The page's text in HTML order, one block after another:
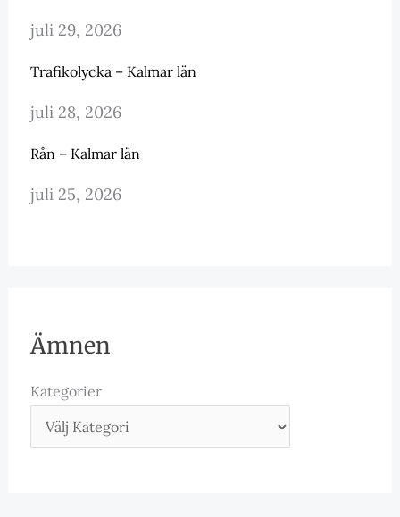
juli 29, 2026
Trafikolycka – Kalmar län
juli 28, 2026
Rån – Kalmar län
juli 25, 2026
Ämnen
Kategorier